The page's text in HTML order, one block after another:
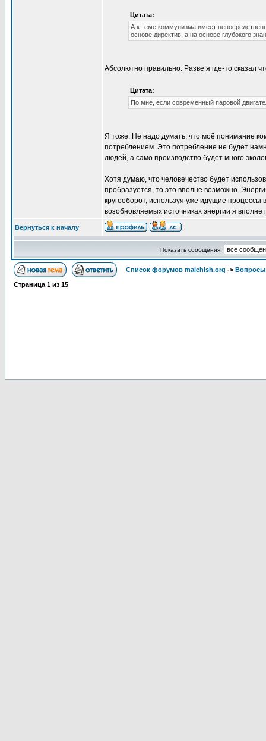
Цитата:
А к теме коммунизма имеет
основе директив, а на основе глубокого
Абсолютно правильно. Разве я где-то сказал
Цитата:
По мне, если современный паровой
Я тоже. Не надо думать, что моё понимание
потреблением. Это потребление не будет
людей, а само производство будет много
Хотя думаю, что человечество будет
пробразуется, то это вполне возможно.
кругооборот, используя уже идущие
возобновляемых источниках энергии я
Вернуться к началу
Показать сообщения:
Список форумов malchish.org -> Вопросы
Страница 1 из 15